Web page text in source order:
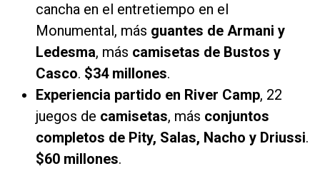
cancha en el entretiempo en el
Monumental, más guantes de Armani y
Ledesma, más camisetas de Bustos y
Casco. $34 millones.
Experiencia partido en River Camp, 22
juegos de camisetas, más conjuntos
completos de Pity, Salas, Nacho y Driussi.
$60 millones.